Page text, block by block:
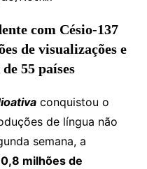
com Césio-137
de visualizações e
55 países
conquistou o
de língua não
semana, a
milhões de